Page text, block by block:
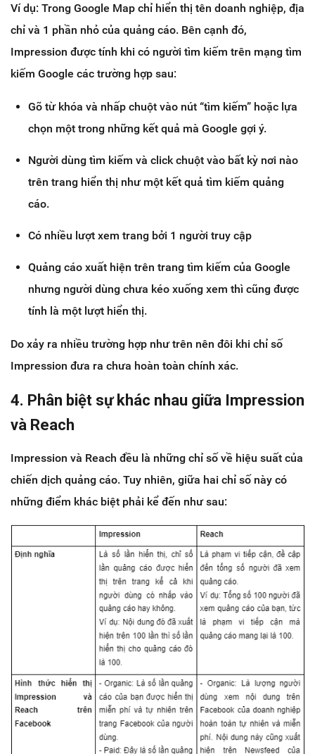
Ví dụ: Trong Google Map chỉ hiển thị tên doanh nghiệp, địa
chỉ và 1 phần nhỏ của quảng cáo. Bên cạnh đó,
Impression được tính khi có người tìm kiếm trên mạng tìm
kiếm Google các trường hợp sau:
Gõ từ khóa và nhấp chuột vào nút “tìm kiếm” hoặc lựa
chọn một trong những kết quả mà Google gợi ý.
Người dùng tìm kiếm và click chuột vào bất kỳ nơi nào
trên trang hiển thị như một kết quả tìm kiếm quảng
cáo.
Có nhiều lượt xem trang bởi 1 người truy cập
Quảng cáo xuất hiện trên trang tìm kiếm của Google
nhưng người dùng chưa kéo xuống xem thì cũng được
tính là một lượt hiển thị.
Do xảy ra nhiều trường hợp như trên nên đôi khi chỉ số
Impression đưa ra chưa hoàn toàn chính xác.
4. Phân biệt sự khác nhau giữa Impression
và Reach
Impression và Reach đều là những chỉ số về hiệu suất của
chiến dịch quảng cáo. Tuy nhiên, giữa hai chỉ số này có
những điểm khác biệt phải kể đến như sau: